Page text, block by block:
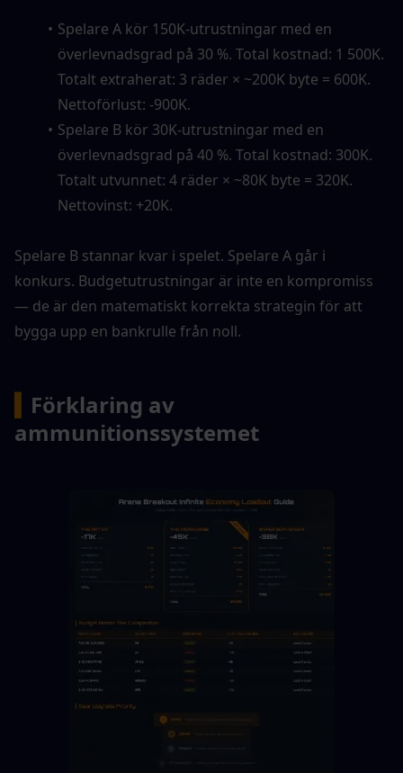
Spelare A kör 150K-utrustningar med en
överlevnadsgrad på 30 %. Total kostnad: 1 500K.
Totalt extraherat: 3 räder × ~200K byte = 600K.
Nettoförlust: -900K.
Spelare B kör 30K-utrustningar med en
överlevnadsgrad på 40 %. Total kostnad: 300K.
Totalt utvunnet: 4 räder × ~80K byte = 320K.
Nettovinst: +20K.
Spelare B stannar kvar i spelet. Spelare A går i
konkurs. Budgetutrustningar är inte en kompromiss
— de är den matematiskt korrekta strategin för att
bygga upp en bankrulle från noll.
Förklaring av
ammunitionssystemet